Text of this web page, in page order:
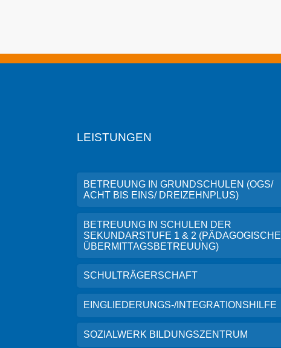
LEISTUNGEN
BETREUUNG IN GRUNDSCHULEN (OGS/
ACHT BIS EINS/ DREIZEHNPLUS)
BETREUUNG IN SCHULEN DER
SEKUNDARSTUFE 1 & 2 (PÄDAGOGISCHE
ÜBERMITTAGSBETREUUNG)
SCHULTRÄGERSCHAFT
EINGLIEDERUNGS-/INTEGRATIONSHILFE
SOZIALWERK BILDUNGSZENTRUM